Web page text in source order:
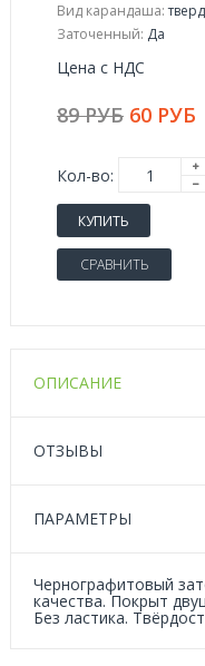
Вид карандаша:
Заточенный: Да
Цена с НДС
89 РУБ 60 РУБ
Кол-во:
КУПИТЬ
СРАВНИТЬ
ОПИСАНИЕ
ОТЗЫВЫ
ПАРАМЕТРЫ
Чернографитовый
качества. Покрыт
Без ластика.